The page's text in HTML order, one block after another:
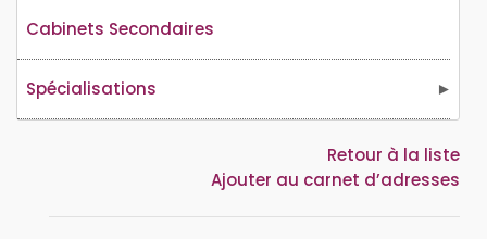
Cabinets Secondaires
Spécialisations
Retour à la liste
Ajouter au carnet d’adresses